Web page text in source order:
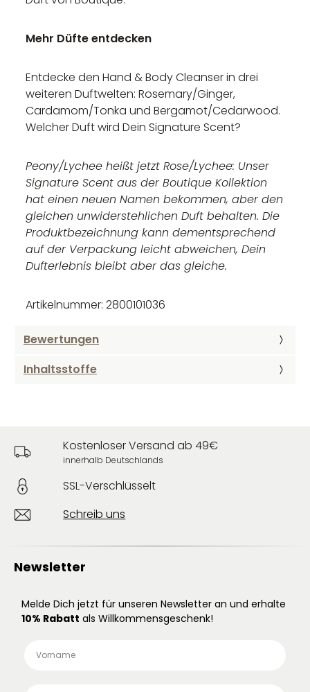
Mehr Düfte entdecken
Entdecke den Hand & Body Cleanser in drei
weiteren Duftwelten: Rosemary/Ginger,
Cardamom/Tonka und Bergamot/Cedarwood.
Welcher Duft wird Dein Signature Scent?
Peony/Lychee heißt jetzt Rose/Lychee: Unser
Signature Scent aus der Boutique Kollektion
hat einen neuen Namen bekommen, aber den
gleichen unwiderstehlichen Duft behalten. Die
Produktbezeichnung kann dementsprechend
auf der Verpackung leicht abweichen, Dein
Dufterlebnis bleibt aber das gleiche.
Artikelnummer: 2800101036
Bewertungen
Inhaltsstoffe
Kostenloser Versand ab 49€
innerhalb Deutschlands
SSL-Verschlüsselt
Schreib uns
Newsletter
Melde Dich jetzt für unseren Newsletter an und erhalte
10% Rabatt als Willkommensgeschenk!